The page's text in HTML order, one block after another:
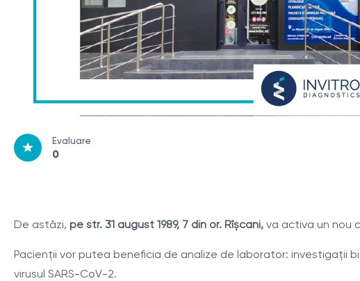
Evaluare
0
De astăzi, pe str. 31 august 1989, 7 din or. Rîșcani, va activa un nou
Pacienţii vor putea beneficia de analize de laborator: investigaţii
virusul SARS-CoV-2.